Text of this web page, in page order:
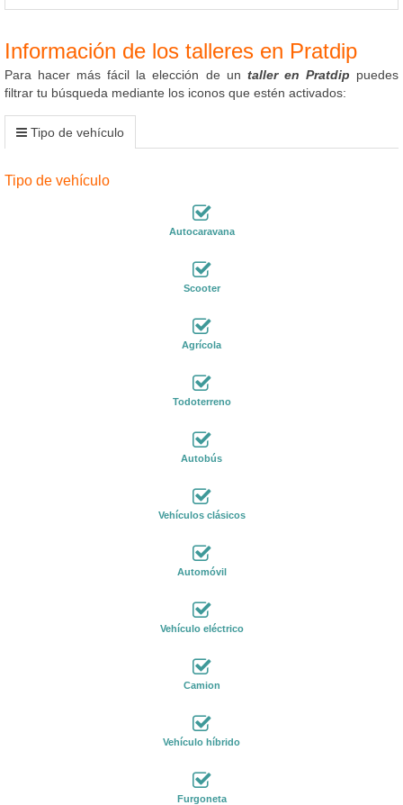
Información de los talleres en Pratdip
Para hacer más fácil la elección de un taller en Pratdip puedes
filtrar tu búsqueda mediante los iconos que estén activados:
Tipo de vehículo
Tipo de vehículo
Autocaravana
Scooter
Agrícola
Todoterreno
Autobús
Vehículos clásicos
Automóvil
Vehículo eléctrico
Camion
Vehículo híbrido
Furgoneta